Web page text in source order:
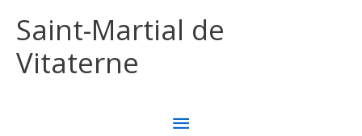
Saint-Martial de
Vitaterne
MENU